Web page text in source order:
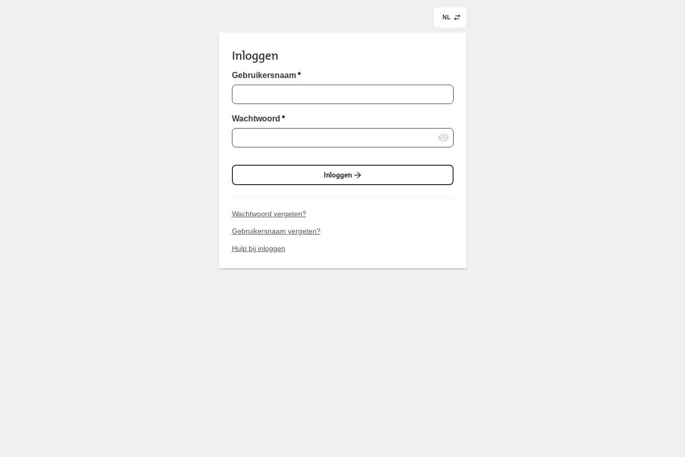
NL
Inloggen
Gebruikersnaam *
Wachtwoord *
Inloggen
Wachtwoord vergeten?
Gebruikersnaam vergeten?
Hulp bij inloggen